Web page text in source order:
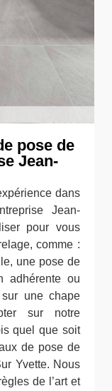
pose de
Jean-
dans
Jean-
pour vous
comme :
une pose de
adhérente ou
une chape
sur notre
quel que soit
de pose de
Yvette. Nous
de l’art et